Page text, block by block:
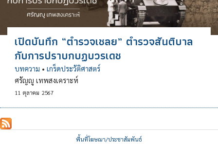
เปิดบันทึก “ตำรวจเชลย” ตำรวจสันติบาล
กับการปราบกบฏบวรเดช
บทความ • เกร็ดประวัติศาสตร์
ศรัญญู เทพสงเคราะห์
11 ตุลาคม 2567
พื้นที่โฆษณา/ประชาสัมพันธ์